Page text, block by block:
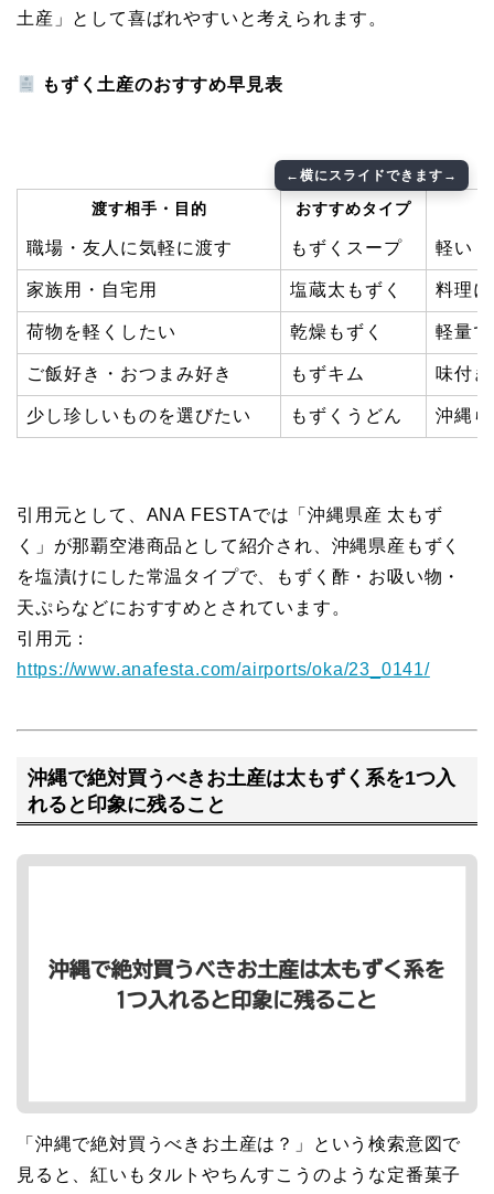
土産」として喜ばれやすいと考えられます。
もずく土産のおすすめ早見表
渡す相手・目的 おすすめタイプ
職場・友人に気軽に渡す もずくスープ 軽い
家族用・自宅用 塩蔵太もずく 料理
荷物を軽くしたい 乾燥もずく 軽量
ご飯好き・おつまみ好き もずキム 味付
少し珍しいものを選びたい もずくうどん 沖縄
引用元として、ANA FESTAでは「沖縄県産 太もず
く」が那覇空港商品として紹介され、沖縄県産もずく
を塩漬けにした常温タイプで、もずく酢・お吸い物・
天ぷらなどにおすすめとされています。
引用元：
https://www.anafesta.com/airports/oka/23_0141/
沖縄で絶対買うべきお土産は太もずく系を1つ入
れると印象に残ること
「沖縄で絶対買うべきお土産は？」という検索意図で
見ると、紅いもタルトやちんすこうのような定番菓子